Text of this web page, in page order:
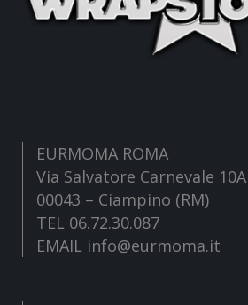
EURMOMA ROMA
Via Salvatore Carnevale 10A
00043 – Ciampino (RM)
TEL 06.72.30.087
EMAIL info@eurmoma.it